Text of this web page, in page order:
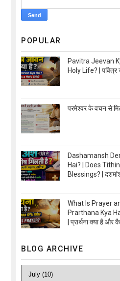
POPULAR
Pavitra Jeevan
Holy Life? | पवित्र
परमेश्वर के वचन से
Dashamansh
Hai? | Does
Blessings? |
What Is Prayer
Prarthana Kya
| प्रार्थना क्या है और
BLOG ARCHIVE